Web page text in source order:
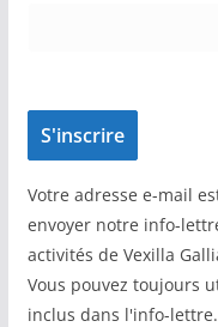
Votre adresse e-mail
envoyer notre info-
activités de Vexilla
Vous pouvez toujours
inclus dans l'info-lettre.